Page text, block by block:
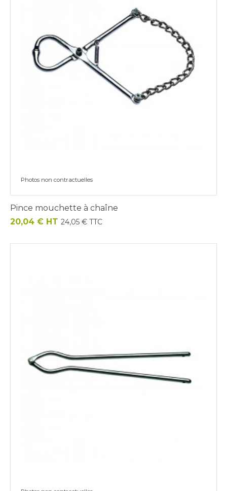
Photos non contractuelles
Pince mouchette à chaîne
Prix
20,04 € HT 24,05 € TTC